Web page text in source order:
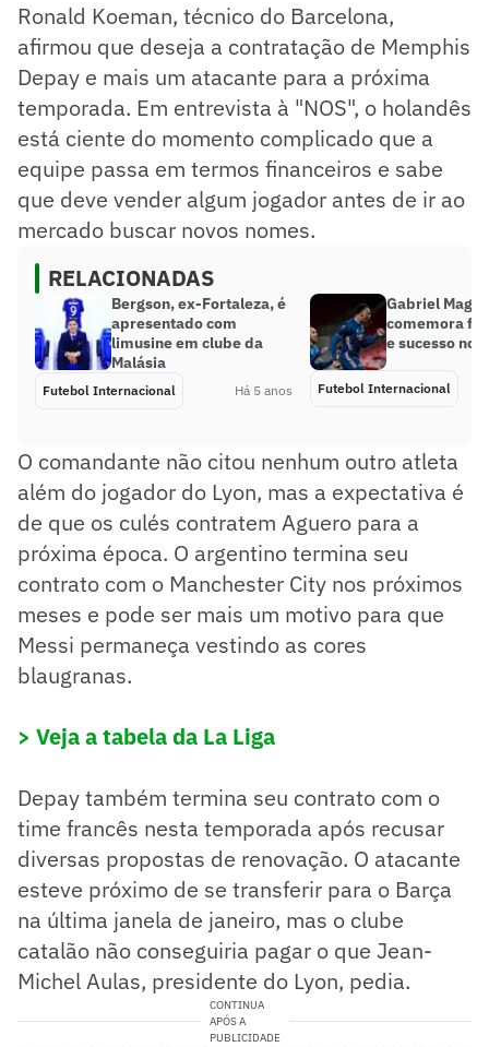
Ronald Koeman, técnico do Barcelona,
afirmou que deseja a contratação de Memphis
Depay e mais um atacante para a próxima
temporada. Em entrevista à "NOS", o holandês
está ciente do momento complicado que a
equipe passa em termos financeiros e sabe
que deve vender algum jogador antes de ir ao
mercado buscar novos nomes.
RELACIONADAS
Bergson, ex-Fortaleza, é
apresentado com
limusine em clube da
Malásia
Futebol Internacional Há 5 anos
Gabriel
comemora
e sucesso no
Futebol Internacional
O comandante não citou nenhum outro atleta
além do jogador do Lyon, mas a expectativa é
de que os culés contratem Aguero para a
próxima época. O argentino termina seu
contrato com o Manchester City nos próximos
meses e pode ser mais um motivo para que
Messi permaneça vestindo as cores
blaugranas.
> Veja a tabela da La Liga
Depay também termina seu contrato com o
time francês nesta temporada após recusar
diversas propostas de renovação. O atacante
esteve próximo de se transferir para o Barça
na última janela de janeiro, mas o clube
catalão não conseguiria pagar o que Jean-
Michel Aulas, presidente do Lyon, pedia.
CONTINUA
APÓS A
PUBLICIDADE